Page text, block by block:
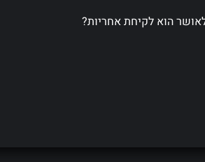
הוא לקיחת אחריות?